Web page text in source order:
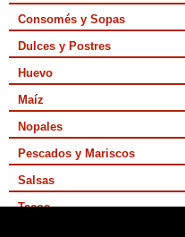
Consomés y Sopas
Dulces y Postres
Huevo
Maíz
Nopales
Pescados y Mariscos
Salsas
Tacos